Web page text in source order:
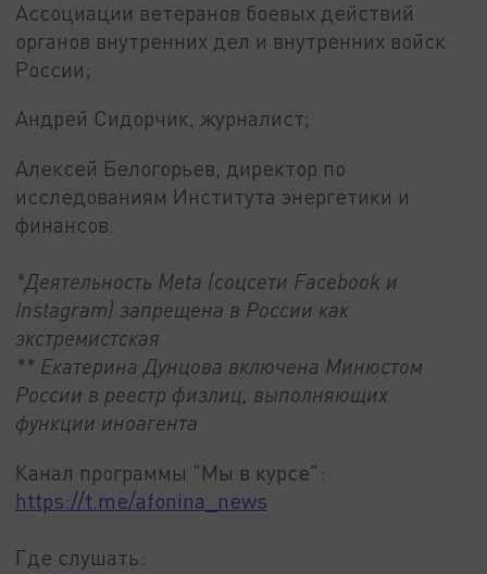
Ассоциации ветеранов боевых действий
органов внутренних дел и внутренних войск
России;
Андрей Сидорчик, журналист;
Алексей Белогорьев, директор по
исследованиям Института энергетики и
финансов.
*Деятельность Meta (соцсети Facebook и
Instagram) запрещена в России как
экстремистская
** Екатерина Дунцова включена Минюстом
России в реестр физлиц, выполняющих
функции иноагента
Канал программы "Мы в курсе":
https://t.me/afonina_news
Где слушать: